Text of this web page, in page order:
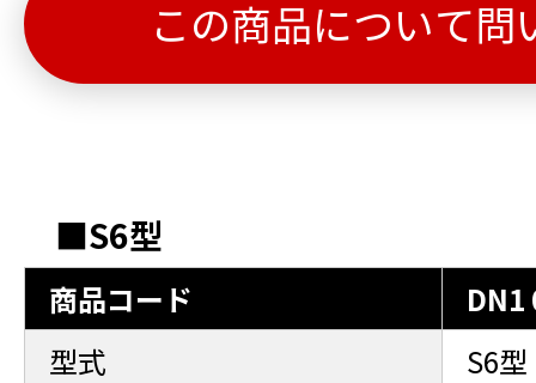
この商品について問
■S6型
商品コード
DN1
型式
S6型